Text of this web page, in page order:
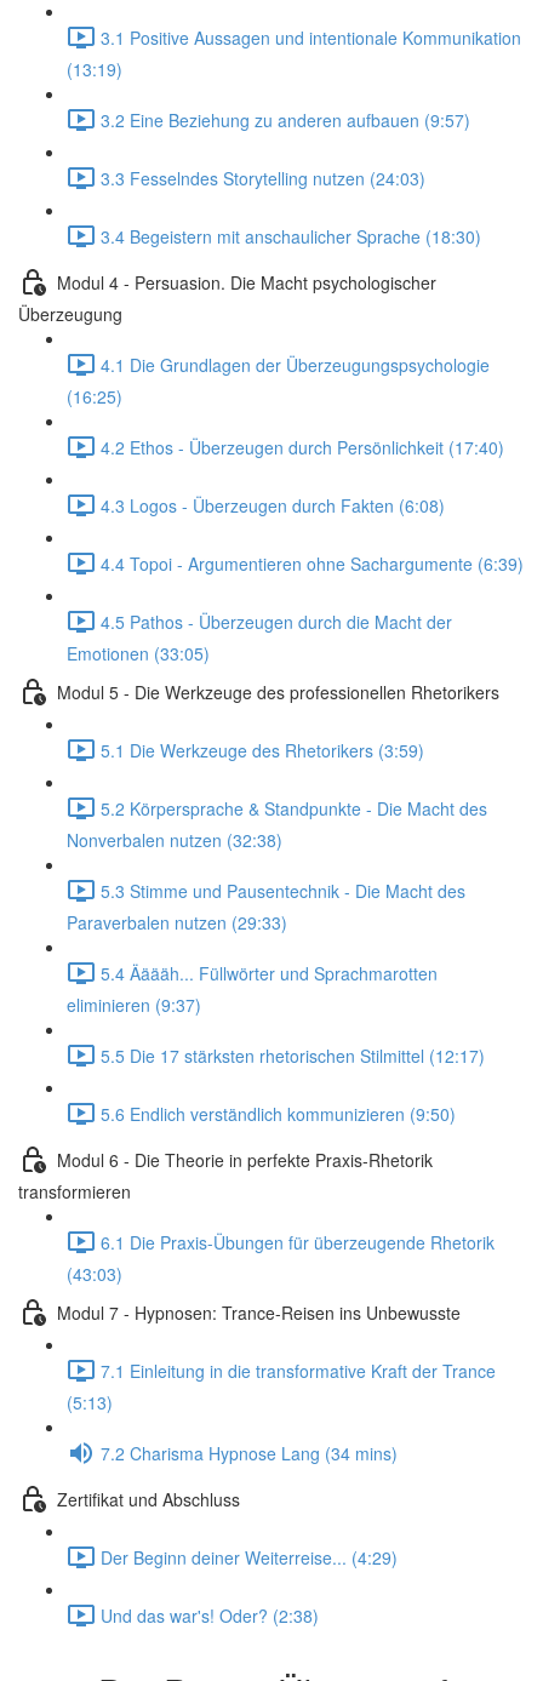
3.1 Positive Aussagen und intentionale Kommunikation
(13:19)
3.2 Eine Beziehung zu anderen aufbauen (9:57)
3.3 Fesselndes Storytelling nutzen (24:03)
3.4 Begeistern mit anschaulicher Sprache (18:30)
Modul 4 - Persuasion. Die Macht psychologischer
Überzeugung
4.1 Die Grundlagen der Überzeugungspsychologie
(16:25)
4.2 Ethos - Überzeugen durch Persönlichkeit (17:40)
4.3 Logos - Überzeugen durch Fakten (6:08)
4.4 Topoi - Argumentieren ohne Sachargumente (6:39)
4.5 Pathos - Überzeugen durch die Macht der
Emotionen (33:05)
Modul 5 - Die Werkzeuge des professionellen Rhetorikers
5.1 Die Werkzeuge des Rhetorikers (3:59)
5.2 Körpersprache & Standpunkte - Die Macht des
Nonverbalen nutzen (32:38)
5.3 Stimme und Pausentechnik - Die Macht des
Paraverbalen nutzen (29:33)
5.4 Ääääh... Füllwörter und Sprachmarotten
eliminieren (9:37)
5.5 Die 17 stärksten rhetorischen Stilmittel (12:17)
5.6 Endlich verständlich kommunizieren (9:50)
Modul 6 - Die Theorie in perfekte Praxis-Rhetorik
transformieren
6.1 Die Praxis-Übungen für überzeugende Rhetorik
(43:03)
Modul 7 - Hypnosen: Trance-Reisen ins Unbewusste
7.1 Einleitung in die transformative Kraft der Trance
(5:13)
7.2 Charisma Hypnose Lang (34 mins)
Zertifikat und Abschluss
Der Beginn deiner Weiterreise... (4:29)
Und das war's! Oder? (2:38)